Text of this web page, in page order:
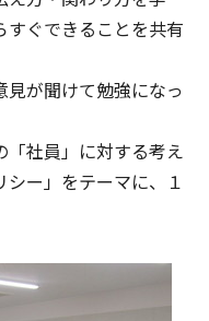
ぐできることを共有
が聞けて勉強になっ
社員」に対する考え
ー」をテーマに、１